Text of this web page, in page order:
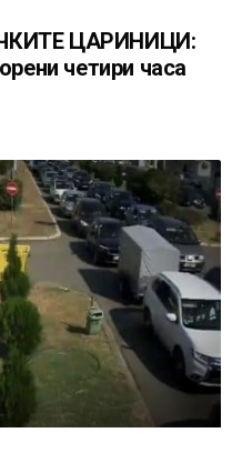
ЦАРИНИЦИ:
четири часа